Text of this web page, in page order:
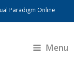
Paradigm Online
Menu